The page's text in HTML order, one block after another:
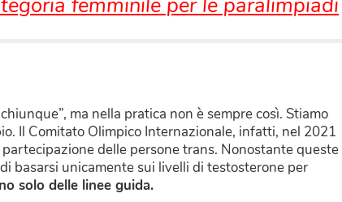
ma nella pratica non è sempre così. Stiamo
Il Comitato Olimpico Internazionale, infatti, nel 2021
partecipazione delle persone trans. Nonostante queste
basarsi unicamente sui livelli di testosterone per
solo delle linee guida.